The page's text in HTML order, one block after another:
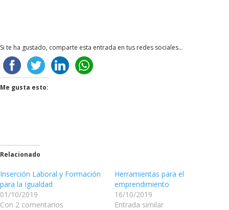
Si te ha gustado, comparte esta entrada en tus redes sociales...
Me gusta esto:
Relacionado
Inserción Laboral y Formación
para la Igualdad
01/10/2019
Con 2 comentarios
Herramientas para el
emprendimiento
16/10/2019
Entrada similar